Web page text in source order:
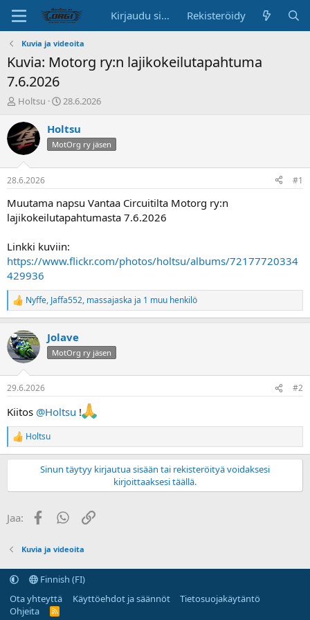
Kirjaudu sisään Rekisteröidy
Kuvia ja videoita
Kuvia: Motorg ry:n lajikokeilutapahtuma
7.6.2026
K
s
k
u
s
t
e
l
u
n
l
o
i
t
t
a
a
Holtsu
A
o
i
t
p
ä
v
28.6.2026
Holtsu
MotOrg ry jäsen
28.6.2026 #1
Muutama napsu Vantaa Circuitilta Motorg ry:n
lajikokeilutapahtumasta 7.6.2026
Linkki kuviin:
https://www.flickr.com/photos/holtsu/albums/72177720334
429936
R
e
k
t
i
:
Nyffe, Jaffa552, massajaska ja 1 muu henkilö
Jolave
MotOrg ry jäsen
29.6.2026 #2
Kiitos @Holtsu !
R
e
a
t
Holtsu
Sinun täytyy kirjautua sisään tai rekisteröityä voidaksesi
kirjoittaaksesi täällä.
Jaa: FacebookWhatsApp
Linkki
Kuvia ja videoita
Finnish (FI)
Ota yhteyttä
Käyttöehdot ja säännöt
Tietosuojakäytäntö
Ohjeita
R